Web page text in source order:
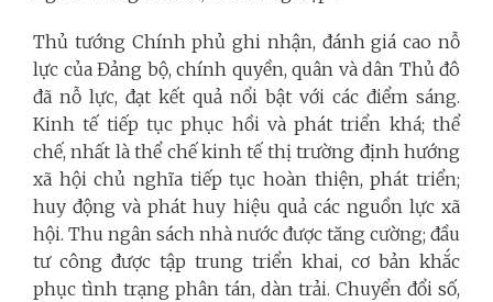
Thủ tướng Chính phủ ghi nhận, đánh giá cao nỗ
lực của Đảng bộ, chính quyền, quân và dân Thủ đô
đã nỗ lực, đạt kết quả nổi bật với các điểm sáng.
Kinh tế tiếp tục phục hồi và phát triển khá; thể
chế, nhất là thể chế kinh tế thị trường định hướng
xã hội chủ nghĩa tiếp tục hoàn thiện, phát triển;
huy động và phát huy hiệu quả các nguồn lực xã
hội. Thu ngân sách nhà nước được tăng cường; đầu
tư công được tập trung triển khai, cơ bản khắc
phục tình trạng phân tán, dàn trải. Chuyển đổi số,